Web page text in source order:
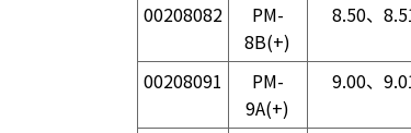
00208082
PM-
8B(+)
8.50、
00208091
PM-
9A(+)
9.00、